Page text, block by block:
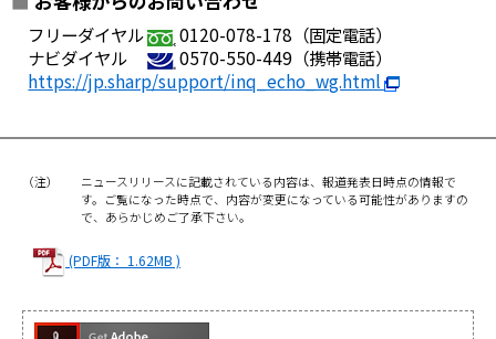
フリーダイヤル
0120-078-178（固定電話）
ナビダイヤル
0570-550-449（携帯電話）
https://jp.sharp/support/inq_echo_wg.html
（注）
ニュースリリースに記載されている内容は、報道発表日時点の情報で
す。ご覧になった時点で、内容が変更になっている可能性がありますの
で、あらかじめご了承下さい。
(PDF版： 1.62MB )